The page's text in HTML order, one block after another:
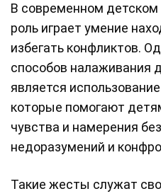
В современном
роль играет умение
избегать конфликтов.
способов налаживания
является
которые помогают
чувства и намерения
недоразумений и
Такие жесты служат